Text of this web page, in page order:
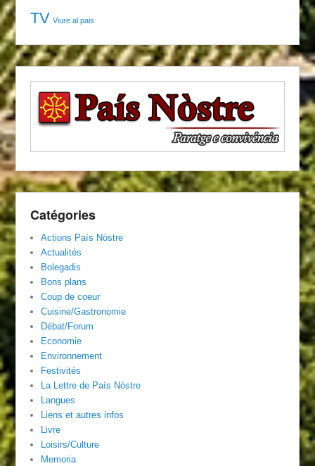
TV Viure al pais
Catégories
Actions País Nòstre
Actualités
Bolegadis
Bons plans
Coup de coeur
Cuisine/Gastronomie
Débat/Forum
Economie
Environnement
Festivités
La Lettre de País Nòstre
Langues
Liens et autres infos
Livre
Loisirs/Culture
Memoria